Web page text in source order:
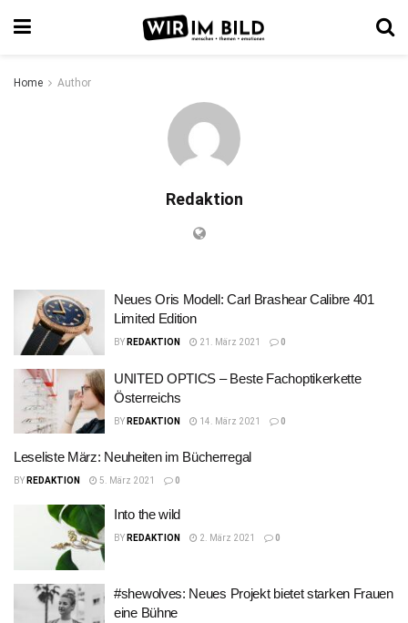
Home Author
Redaktion
Neues Oris Modell: Carl Brashear Calibre 401
Limited Edition
BY REDAKTION 21. März 2021 0
UNITED OPTICS – Beste Fachoptikerkette
Österreichs
BY REDAKTION 14. März 2021 0
Leseliste März: Neuheiten im Bücherregal
BY REDAKTION 5. März 2021 0
Into the wild
BY REDAKTION 2. März 2021 0
#shewolves: Neues Projekt bietet starken Frauen
eine Bühne